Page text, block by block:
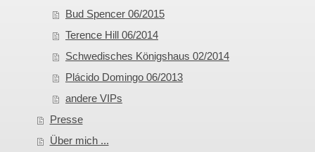
Bud Spencer 06/2015
Terence Hill 06/2014
Schwedisches Königshaus 02/2014
Plácido Domingo 06/2013
andere VIPs
Presse
Über mich ...